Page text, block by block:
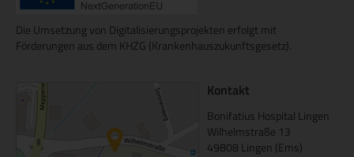
Die Umsetzung von Digitalisierungsprojekten erfolgt mit
Förderungen aus dem KHZG (Krankenhauszukunftsgesetz).
Kontakt
Bonifatius Hospital Lingen
Wilhelmstraße 13
49808 Lingen (Ems)